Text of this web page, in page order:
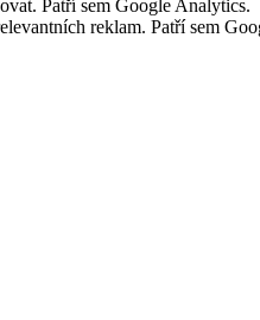
Patří sem Google Analytics.
reklam. Patří sem